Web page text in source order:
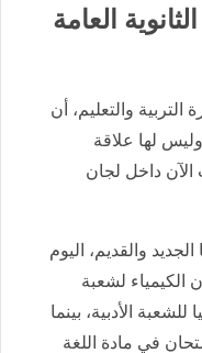
العامة
والتعليم، أن
لها علاقة
الآن داخل لجان
والقديم، اليوم
يوليو 2026، امتحان الكيمياء لشعبة
الأدبية، بينما
في مادة اللغة